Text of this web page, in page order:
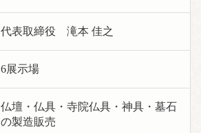
代表取締役 滝本 佳之
6展示場
仏壇・仏具・寺院仏具・神具・墓石
の製造販売